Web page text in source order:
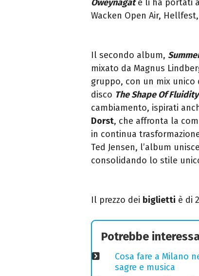
Oweynagate li ha portati
Wacken Open Air,
Il secondo album,
mixato da Magnus
gruppo, con un mix unico
disco The Shape Of
cambiamento, ispirati
Dorst, che affronta la
in continua
Ted Jensen, l’album
consolidando lo stile
Il prezzo dei biglietti è di
Potrebbe
Cosa fare a Milano
sagre e musica